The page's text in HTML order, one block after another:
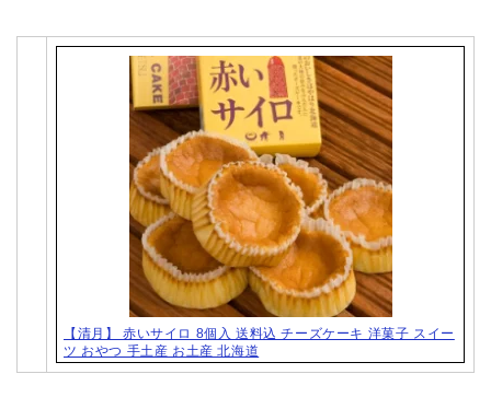
【清月】 赤いサイロ 8個入 送料込 チーズケーキ 洋菓子 スイー
ツ おやつ 手土産 お土産 北海道